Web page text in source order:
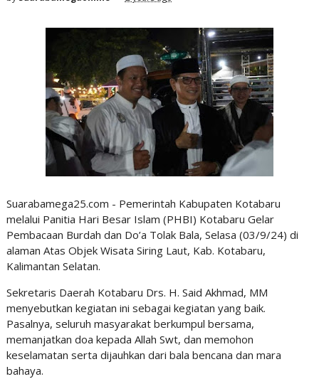
Suarabamega25.com - Pemerintah Kabupaten Kotabaru
melalui Panitia Hari Besar Islam (PHBI) Kotabaru Gelar
Pembacaan Burdah dan Do’a Tolak Bala, Selasa (03/9/24) di
alaman Atas Objek Wisata Siring Laut, Kab. Kotabaru,
Kalimantan Selatan.
Sekretaris Daerah Kotabaru Drs. H. Said Akhmad, MM
menyebutkan kegiatan ini sebagai kegiatan yang baik.
Pasalnya, seluruh masyarakat berkumpul bersama,
memanjatkan doa kepada Allah Swt, dan memohon
keselamatan serta dijauhkan dari bala bencana dan mara
bahaya.